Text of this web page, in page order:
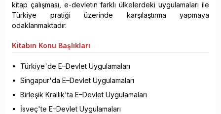
kitap çalışması, e-devletin farklı ülkelerdeki uygulamaları ile
Türkiye pratiği üzerinde karşılaştırma yapmaya
odaklanmaktadır.
Kitabın Konu Başlıkları
Türkiye'de E–Devlet Uygulamaları
Singapur'da E–Devlet Uygulamaları
Birleşik Krallık'ta E–Devlet Uygulamaları
İsveç'te E–Devlet Uygulamaları